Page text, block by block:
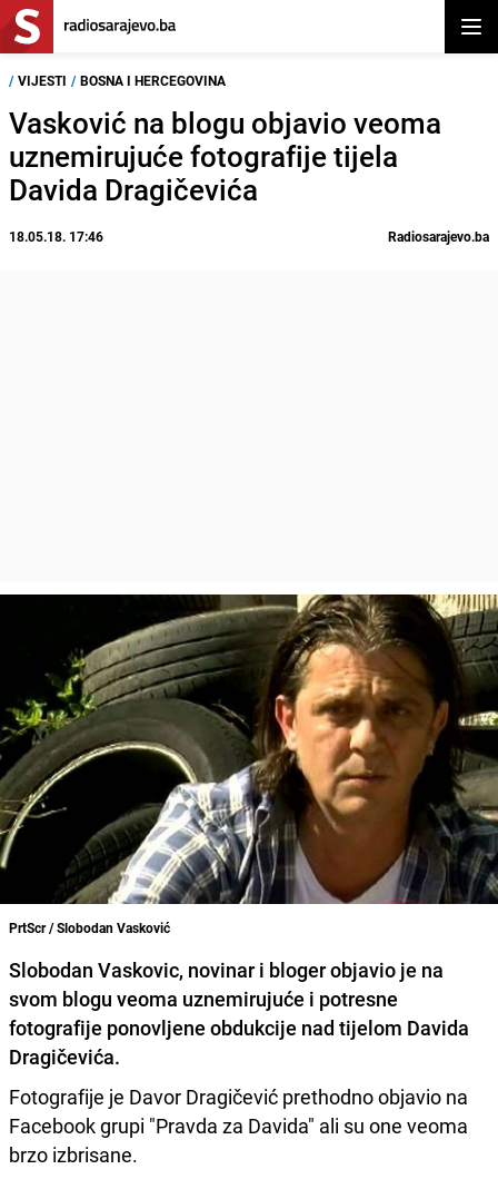
/ VIJESTI / BOSNA I HERCEGOVINA
Vasković na blogu objavio veoma
uznemirujuće fotografije tijela
Davida Dragičevića
18.05.18. 17:46 Radiosarajevo.ba
PrtScr / Slobodan Vasković
Slobodan Vaskovic, novinar i bloger objavio je na
svom blogu veoma uznemirujuće i potresne
fotografije ponovljene obdukcije nad tijelom Davida
Dragičevića.
Fotografije je Davor Dragičević prethodno objavio na
Facebook grupi "Pravda za Davida" ali su one veoma
brzo izbrisane.